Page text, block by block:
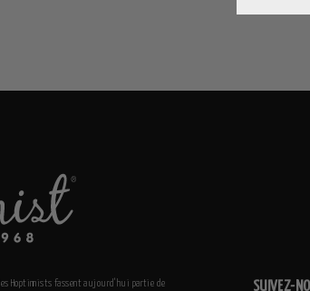
Hoptimists fassent aujourd’hui partie de SUIVEZ-